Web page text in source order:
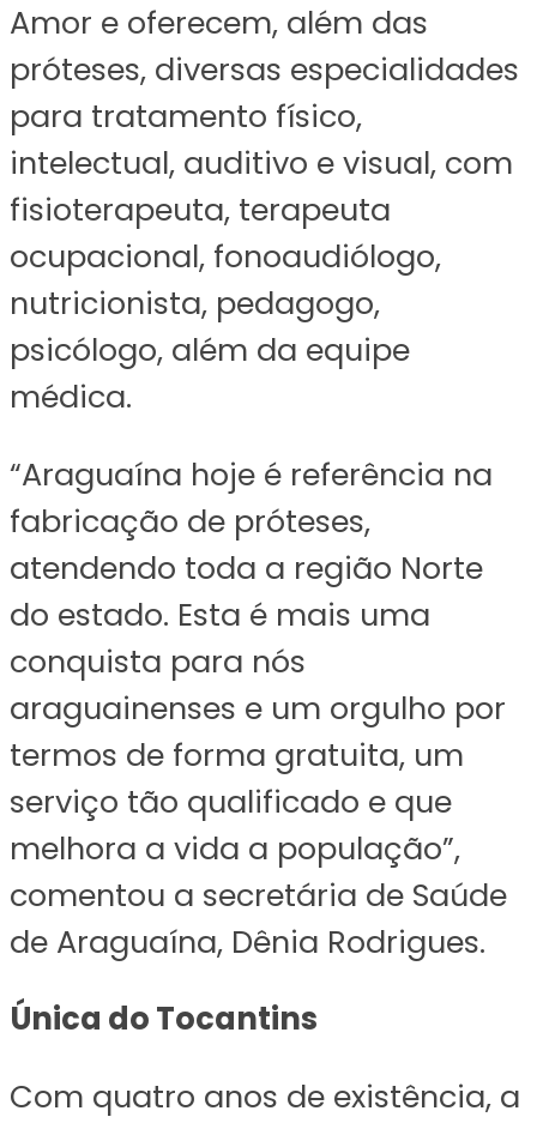
Amor e oferecem, além das
próteses, diversas especialidades
para tratamento físico,
intelectual, auditivo e visual, com
fisioterapeuta, terapeuta
ocupacional, fonoaudiólogo,
nutricionista, pedagogo,
psicólogo, além da equipe
médica.
“Araguaína hoje é referência na
fabricação de próteses,
atendendo toda a região Norte
do estado. Esta é mais uma
conquista para nós
araguainenses e um orgulho por
termos de forma gratuita, um
serviço tão qualificado e que
melhora a vida a população”,
comentou a secretária de Saúde
de Araguaína, Dênia Rodrigues.
Única do Tocantins
Com quatro anos de existência, a